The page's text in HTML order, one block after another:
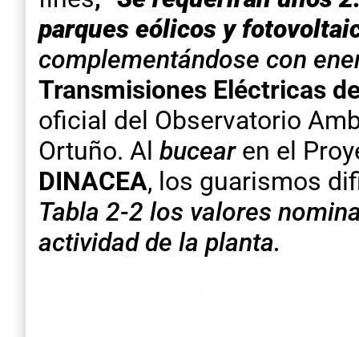
parques eólicos y
complementándose con
Transmisiones Eléctricas
oficial del Observatorio
Ortuño. Al bucearen el
DINACEA, los guarismos
Tabla 2-2 los valores
actividad de la planta.